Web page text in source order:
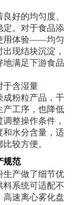
好的均匀度、
定。对于食品添
用体验——均匀
现结块沉淀，
地满足下游食品
于含湿量
成粉粒产品，干
产工序，也降低
整操作条件，
和水分含量，适
较方便。
规范
生产做了细节优
料系统可适配不
高速离心雾化盘